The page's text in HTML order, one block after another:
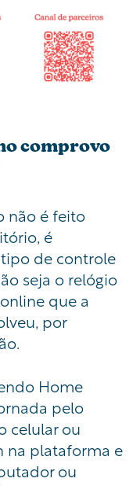
comprovo
não é feito
é
de controle
seja o relógio
que a
por
Home
pelo
celular ou
na plataforma e
ou